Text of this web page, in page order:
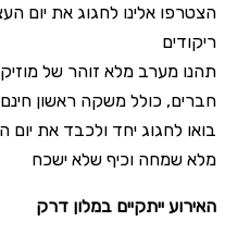
ריקודים
חברים, כולל משקה ראשון חינם
מלא שמחה וכיף שלא ישכח
האירוע ייתקיים במלון דרק